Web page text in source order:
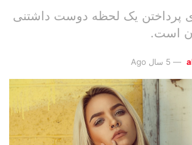
پرداختن یک لحظه دوست داشتنی
است.
5 سال Ago